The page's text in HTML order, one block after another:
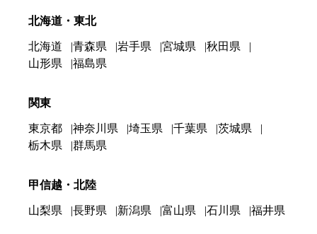
北海道・東北
北海道 青森県 岩手県 宮城県
秋田県
山形県
福島県
関東
東京都 神奈川県 埼玉県 千葉県
茨城県
栃木県
群馬県
甲信越・北陸
山梨県 長野県 新潟県 富山県 石川県 福井県